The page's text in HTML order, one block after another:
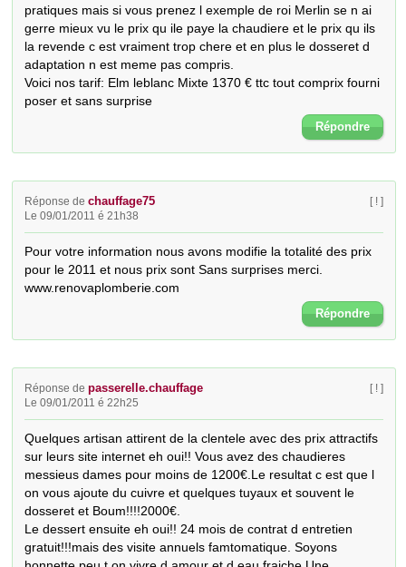
pratiques mais si vous prenez l exemple de roi Merlin se n ai
gerre mieux vu le prix qu ile paye la chaudiere et le prix qu ils
la revende c est vraiment trop chere et en plus le dosseret d
adaptation n est meme pas compris.
Voici nos tarif: Elm leblanc Mixte 1370 € ttc tout comprix fourni
poser et sans surprise
Répondre
Réponse dechauffage75
Le 09/01/2011 é 21h38
[ ! ]
Pour votre information nous avons modifie la totalité des prix
pour le 2011 et nous prix sont Sans surprises merci.
www.renovaplomberie.com
Répondre
Réponse depasserelle.chauffage
Le 09/01/2011 é 22h25
[ ! ]
Quelques artisan attirent de la clentele avec des prix attractifs
sur leurs site internet eh oui!! Vous avez des chaudieres
messieus dames pour moins de 1200€.Le resultat c est que l
on vous ajoute du cuivre et quelques tuyaux et souvent le
dosseret et Boum!!!!2000€.
Le dessert ensuite eh oui!! 24 mois de contrat d entretien
gratuit!!!mais des visite annuels famtomatique. Soyons